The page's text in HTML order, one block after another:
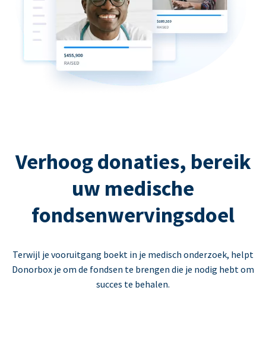
Verhoog donaties, bereik
uw medische
fondsenwervingsdoel
Terwijl je vooruitgang boekt in je medisch onderzoek, helpt
Donorbox je om de fondsen te brengen die je nodig hebt om
succes te behalen.